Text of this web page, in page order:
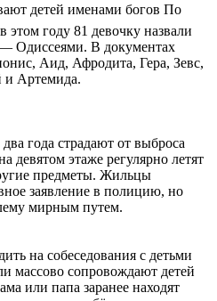
детей именами богов По
году 81 девочку назвали
Одиссеями. В документах
Аид, Афродита, Гера, Зевс,
и Артемида.
года страдают от выброса
девятом этаже регулярно летят
предметы. Жильцы
заявление в полицию, но
мирным путем.
на собеседования с детьми
массово сопровождают детей
или папа заранее находят